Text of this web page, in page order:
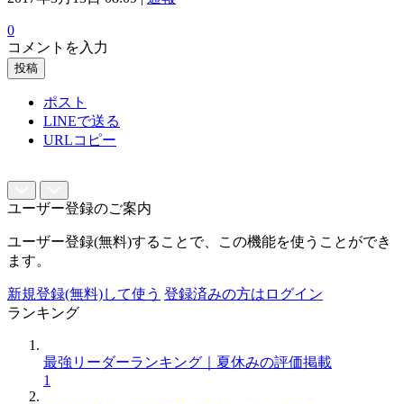
0
コメントを入力
投稿
ポスト
LINEで送る
URLコピー
ユーザー登録のご案内
ユーザー登録(無料)することで、この機能を使うことができ
ます。
新規登録(無料)して使う 登録済みの方はログイン
ランキング
最強リーダーランキング｜夏休みの評価掲載
1